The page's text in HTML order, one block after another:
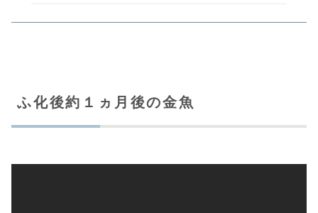
ふ化後約１ヵ月後の金魚